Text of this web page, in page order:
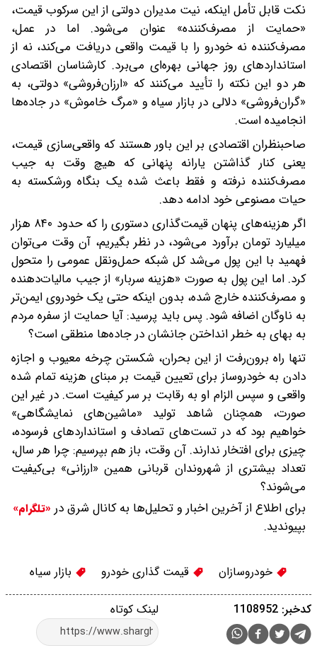
نکت قابل تأمل اینکه، نیت مدیران دولتی از این سرکوب قیمت،
«حمایت از مصرف‌کننده» عنوان می‌شود. اما در عمل،
مصرف‌کننده نه خودرو را با قیمت واقعی دریافت می‌کند، نه از
استانداردهای روز جهانی بهره‌ای می‌برد. کارشناسان اقتصادی
هر دو این نکته را تأیید می‌کنند که «ارزان‌فروشی» دولتی، به
«گران‌فروشی» دلالی در بازار سیاه و «مرگ خاموش» در جاده‌ها
انجامیده است.
صاحبنظران اقتصادی بر این باور هستند که واقعی‌سازی قیمت،
یعنی کنار گذاشتن یارانه پنهانی که هیچ وقت به جیب
مصرف‌کننده نرفته و فقط باعث شده یک بنگاه ورشکسته به
حیات مصنوعی خود ادامه دهد.
اگر هزینه‌های پنهان قیمت‌گذاری دستوری را که حدود ۸۴۰ هزار
میلیارد تومان برآورد می‌شود، در نظر بگیریم، آن وقت می‌توان
فهمید با این پول می‌شد کل شبکه حمل‌ونقل عمومی را متحول
کرد. اما این پول به صورت «هزینه سربار» از جیب مالیات‌دهنده
و مصرف‌کننده خارج شده، بدون اینکه حتی یک خودروی ایمن‌تر
به ناوگان اضافه شود. پس باید پرسید: آیا حمایت از سفره مردم
به بهای به خطر انداختن جانشان در جاده‌ها منطقی است؟
تنها راه برون‌رفت از این بحران، شکستن چرخه معیوب و اجازه
دادن به خودروساز برای تعیین قیمت بر مبنای هزینه تمام شده
واقعی و سپس الزام او به رقابت بر سر کیفیت است. در غیر این
صورت، همچنان شاهد تولید «ماشین‌های نمایشگاهی»
خواهیم بود که در تست‌های تصادف و استانداردهای فرسوده،
چیزی برای افتخار ندارند. آن وقت، باز هم بپرسیم: چرا هر سال،
تعداد بیشتری از شهروندان قربانی همین «ارزانی» بی‌کیفیت
می‌شوند؟
برای اطلاع از آخرین اخبار و تحلیل‌ها به کانال شرق در «تلگرام»
بپیوندید.
خودروسازان قیمت گذاری خودرو بازار سیاه
لینک کوتاه کدخبر: 1108952